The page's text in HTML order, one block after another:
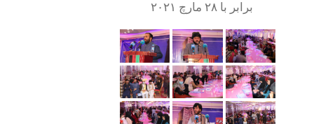
برابر با ۲۸ مارچ ۲۰۲۱